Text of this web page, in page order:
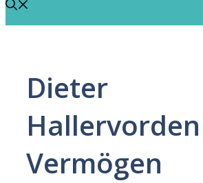
Dieter
Hallervorden
Vermögen